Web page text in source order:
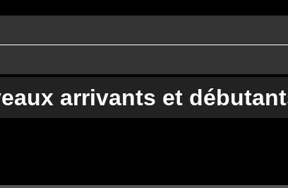
arrivants et